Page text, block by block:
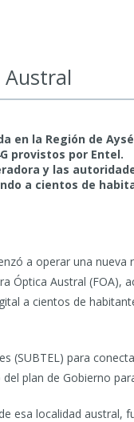
Austral
en la Región de
provistos por Entel.
y las
a cientos de
a operar una nueva
Óptica Austral (FOA),
a cientos de
(SUBTEL) para
plan de Gobierno
esa localidad austral,